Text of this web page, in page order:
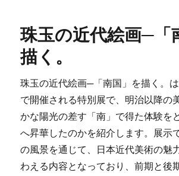
珠玉の近代絵画─「
描く。
珠玉の近代絵画─「南国」を描く。
で開催される特別展で、明治以降の
かな陽光の差す「南」で得た体験を
へ昇華したのかを紹介します。展示
の風景を通じて、日本近代美術の魅
わえる内容となっており、前期と後